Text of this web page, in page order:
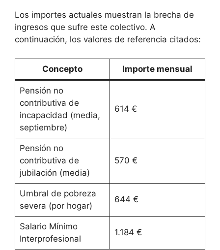
Los importes actuales muestran la brecha de
ingresos que sufre este colectivo. A
continuación, los valores de referencia citados:
Concepto Importe mensual
Pensión no
contributiva de
incapacidad (media,
septiembre)
614 €
Pensión no
contributiva de
jubilación (media)
570 €
Umbral de pobreza
severa (por hogar)
644 €
Salario Mínimo
Interprofesional
1.184 €